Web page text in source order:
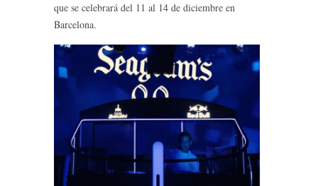
que se celebrará del 11 al 14 de diciembre en
Barcelona.